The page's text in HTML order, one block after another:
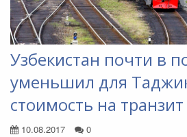
Узбекистан почти в
уменьшил для
стоимость на транзит
10.08.2017 0